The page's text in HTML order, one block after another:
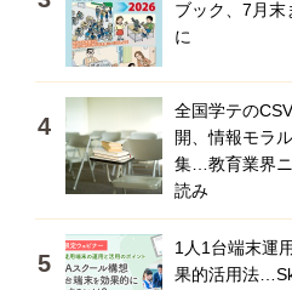
ブック、7月末
に
全国学テの
開、情報モラ
集…教育業界
読み
1人1台端末運
果的活用法